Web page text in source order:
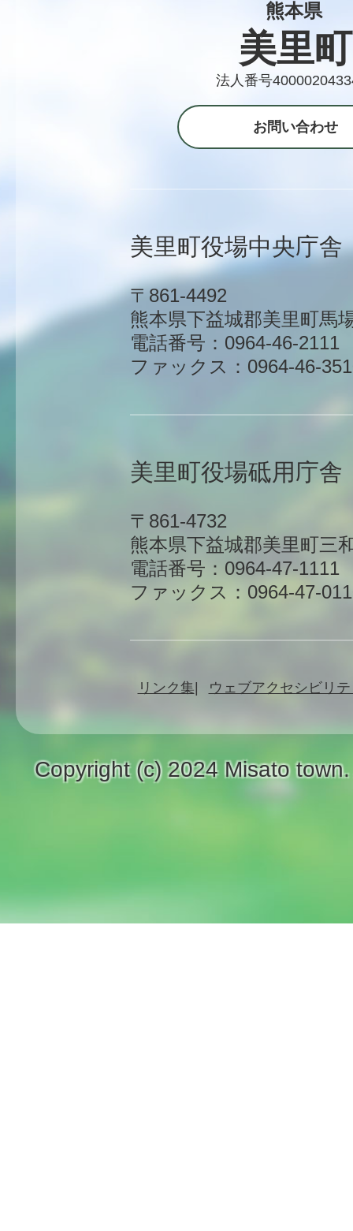
熊本県
美里町
法人番号
お問い合わせ
美里町役場中央庁舎
〒861-4492
熊本県下益城郡美里町馬
電話番号：0964-46-2111
ファックス：0964-46-
美里町役場砥用庁舎
〒861-4732
熊本県下益城郡美里町三
電話番号：0964-47-1111
ファックス：0964-47-
リンク集 ウェブアクセシビリ
Copyright (c) 2024 Misato